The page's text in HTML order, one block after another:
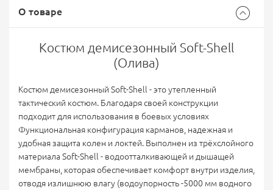
О товаре
Костюм демисезонный Soft-Shell
(Олива)
Костюм демисезонный Soft-Shell - это утепленный
тактический костюм. Благодаря своей конструкции
подходит для использования в боевых условиях
Функциональная конфигурация карманов, надежная и
удобная защита колен и локтей. Выполнен из трёхслойного
материала Soft-Shell - водоотталкивающей и дышащей
мембраны, которая обеспечивает комфорт внутри изделия,
отводя излишнюю влагу (водоупорность -5000 мм водного